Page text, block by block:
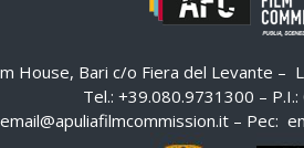
House, Bari c/o Fiera del Levante –
Tel.: +39.080.9731300 –
email@apuliafilmcommission.it – Pec: